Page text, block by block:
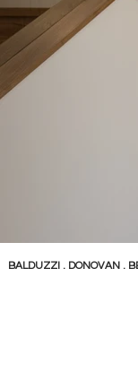
BALDUZZI . DONOVAN .